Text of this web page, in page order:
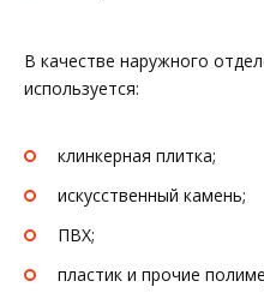
В качестве наружного
используется:
клинкерная плитка;
искусственный камень;
ПВХ;
пластик и прочие